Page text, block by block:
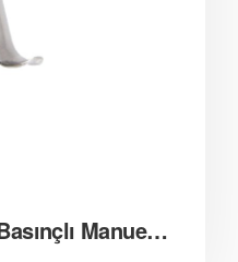
FPro-P AIRSPRAY Basınçlı Manuel Tabanca